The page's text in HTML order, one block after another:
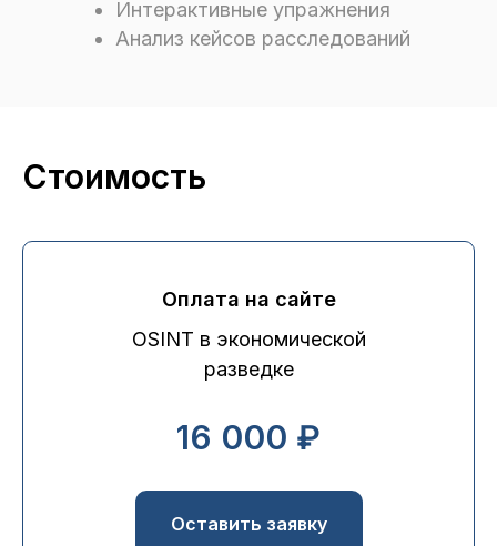
Интерактивные упражнения
Анализ кейсов расследований
Стоимость
Оплата на сайте
OSINT в экономической
разведке
16 000 ₽
Оставить заявку